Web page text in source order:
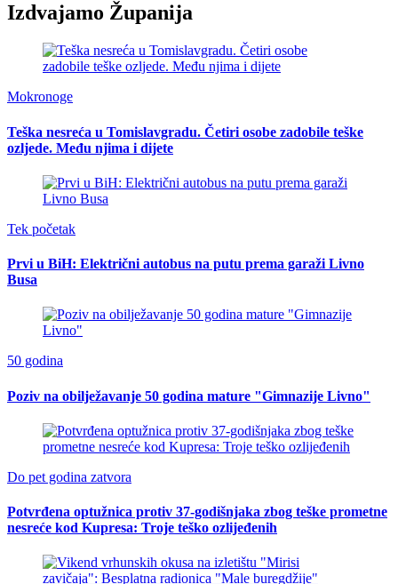
Izdvajamo Županija
Mokronoge
Teška nesreća u Tomislavgradu. Četiri osobe zadobile teške
ozljede. Među njima i dijete
Tek početak
Prvi u BiH: Električni autobus na putu prema garaži Livno
Busa
50 godina
Poziv na obilježavanje 50 godina mature "Gimnazije Livno"
Do pet godina zatvora
Potvrđena optužnica protiv 37-godišnjaka zbog teške prometne
nesreće kod Kupresa: Troje teško ozlijeđenih